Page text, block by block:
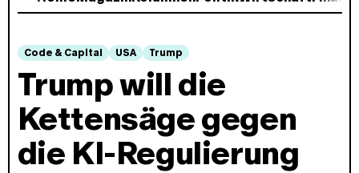
Code & Capital USA Trump
Trump will die
Kettensäge gegen
die KI-Regulierung